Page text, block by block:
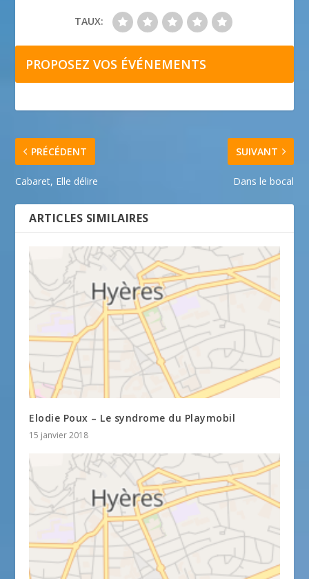
TAUX:
PROPOSEZ VOS ÉVÉNEMENTS
PRÉCÉDENT
Cabaret, Elle délire
SUIVANT
Dans le bocal
ARTICLES SIMILAIRES
Elodie Poux – Le syndrome du Playmobil
15 janvier 2018